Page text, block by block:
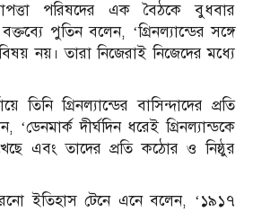
পরিষদের এক বৈঠকে বুধবার
পুতিন বলেন, ‘গ্রিনল্যান্ডের সঙ্গে
নয়। তারা নিজেরাই নিজেদের মধ্যে
তিনি গ্রিনল্যান্ডের বাসিন্দাদের প্রতি
‘ডেনমার্ক দীর্ঘদিন ধরেই গ্রিনল্যান্ডকে
এবং তাদের প্রতি কঠোর ও নিষ্ঠুর
ইতিহাস টেনে এনে বলেন, ‘১৯১৭